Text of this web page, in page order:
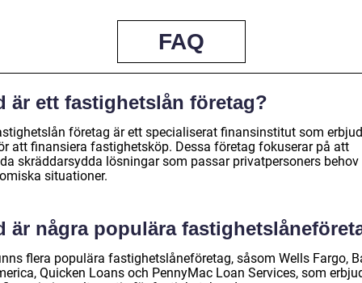
FAQ
är ett fastighetslån företag?
företag är ett specialiserat finansinstitut som
att finansiera fastighetsköp. Dessa företag fokuserar på att
skräddarsydda lösningar som passar privatpersoners behov
situationer.
är några populära
flera populära fastighetslåneföretag, såsom Wells Fargo,
Quicken Loans och PennyMac Loan Services, som